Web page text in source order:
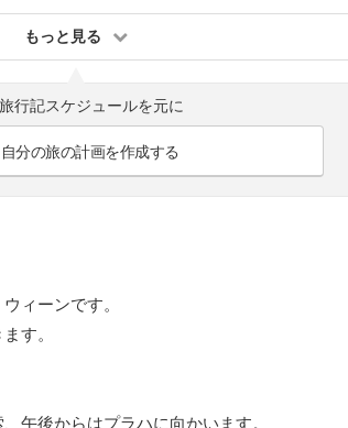
もっと見る
行記スケジュールを元に
自分の旅の計画を作成する
ィーンです。
す。
午後からはプラハに向かいます。